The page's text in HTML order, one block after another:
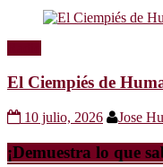
El Ciempiés de
10 julio, 2026 Jose
¡Demuestra lo que